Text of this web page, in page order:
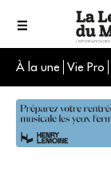
À la une Vie Pro